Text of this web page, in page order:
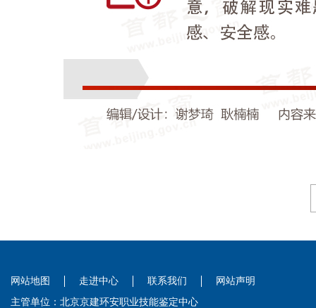
网站地图 走进中心 联系我们
网站声明
主管单位：北京京建环安职业技能鉴定中心